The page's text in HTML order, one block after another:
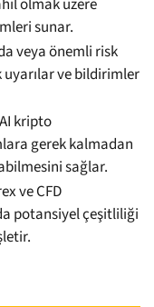
olmak üzere
sunar.
veya önemli risk
uyarılar ve bildirimler
kripto
gerek kalmadan
sağlar.
ve CFD
potansiyel çeşitliliği